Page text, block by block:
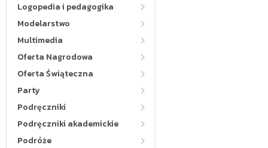
Logopedia i pedagogika
Modelarstwo
Multimedia
Oferta Nagrodowa
Oferta Świąteczna
Party
Podręczniki
Podręczniki akademickie
Podróże